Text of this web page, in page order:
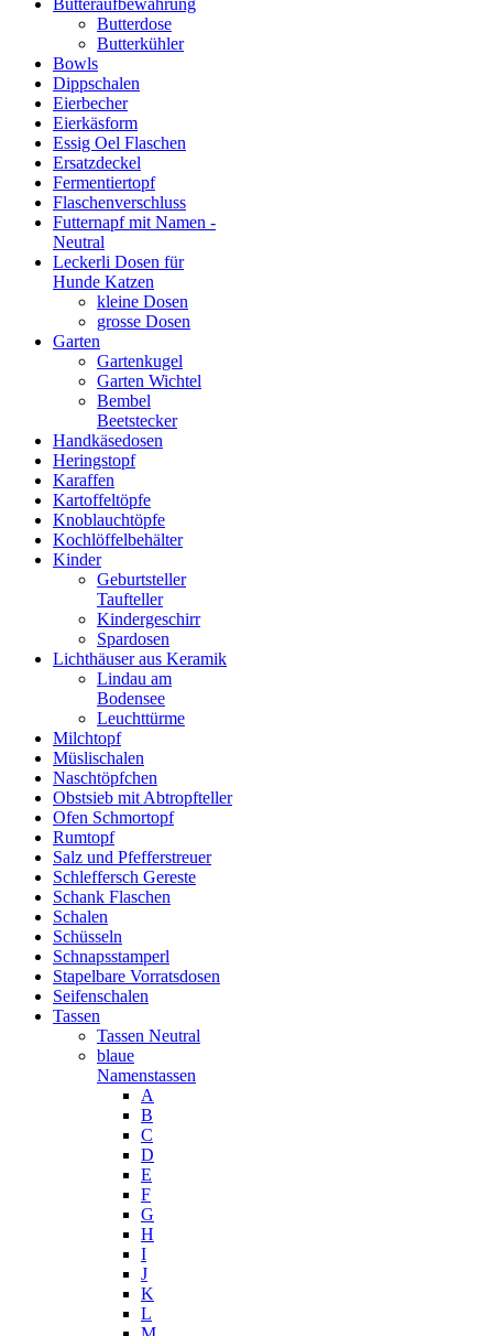
Butteraufbewahrung
Butterdose
Butterkühler
Bowls
Dippschalen
Eierbecher
Eierkäsform
Essig Oel Flaschen
Ersatzdeckel
Fermentiertopf
Flaschenverschluss
Futternapf mit Namen -
Neutral
Leckerli Dosen für
Hunde Katzen
kleine Dosen
grosse Dosen
Garten
Gartenkugel
Garten Wichtel
Bembel
Beetstecker
Handkäsedosen
Heringstopf
Karaffen
Kartoffeltöpfe
Knoblauchtöpfe
Kochlöffelbehälter
Kinder
Geburtsteller
Taufteller
Kindergeschirr
Spardosen
Lichthäuser aus Keramik
Lindau am
Bodensee
Leuchttürme
Milchtopf
Müslischalen
Naschtöpfchen
Obstsieb mit Abtropfteller
Ofen Schmortopf
Rumtopf
Salz und Pfefferstreuer
Schleffersch Gereste
Schank Flaschen
Schalen
Schüsseln
Schnapsstamperl
Stapelbare Vorratsdosen
Seifenschalen
Tassen
Tassen Neutral
blaue
Namenstassen
A
B
C
D
E
F
G
H
I
J
K
L